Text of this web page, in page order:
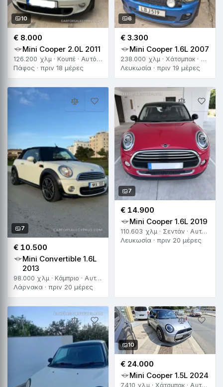
10
€ 8.000
Mini Cooper 2.0L 2011
126.200 χλμ · Κουπέ · Αυτόματο
Πάφος · πριν 18 μέρες
6
€ 3.300
Mini Cooper 1.6L 2007
238.000 χλμ · Χάτσμπακ · Χειροκίνητο
Λευκωσία · πριν 19 μέρες
7
€ 10.500
Mini Convertible 1.6L
2013
98.000 χλμ · Κάμπριο · Αυτόματο
Λάρνακα · πριν 20 μέρες
7
€ 14.900
Mini Cooper 1.6L 2019
110.603 χλμ · Σεντάν · Αυτόματο
Λευκωσία · πριν 20 μέρες
10
€ 24.000
Mini Cooper 1.5L 2024
7.410 χλμ · Χάτσμπακ · Αυτόματο